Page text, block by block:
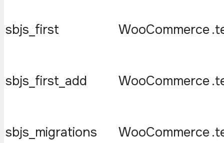
sbjs_first WooCommerce
sbjs_first_add WooCommerce
sbjs_migrations WooCommerce